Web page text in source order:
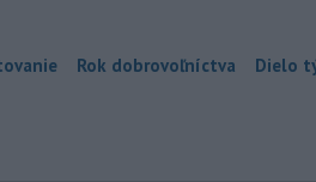
Rok dobrovoľníctva Dielo